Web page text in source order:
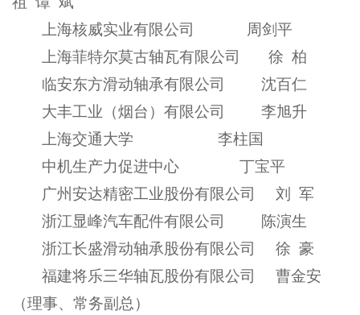
上海核威实业有限公司 周剑平
上海菲特尔莫古轴瓦有限公司 徐 柏
临安东方滑动轴承有限公司 沈百仁
大丰工业（烟台）有限公司 李旭升
上海交通大学 李柱国
中机生产力促进中心 丁宝平
广州安达精密工业股份有限公司 刘 军
浙江显峰汽车配件有限公司 陈演生
浙江长盛滑动轴承股份有限公司 徐 豪
福建将乐三华轴瓦股份有限公司 曹金安
（理事、常务副总）